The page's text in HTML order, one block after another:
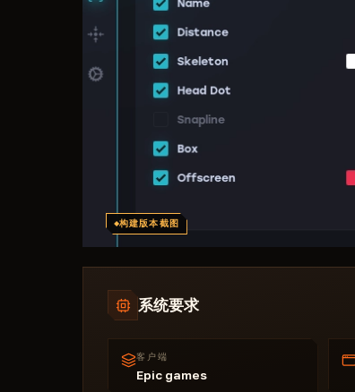
构建版本截图
系统要求
客户端
Epic games